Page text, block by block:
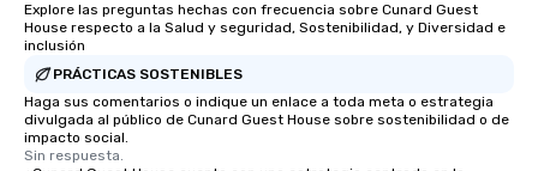
Explore las preguntas hechas con frecuencia sobre Cunard Guest
House respecto a la Salud y seguridad, Sostenibilidad, y Diversidad e
inclusión
PRÁCTICAS SOSTENIBLES
Haga sus comentarios o indique un enlace a toda meta o estrategia
divulgada al público de Cunard Guest House sobre sostenibilidad o de
impacto social.
Sin respuesta.